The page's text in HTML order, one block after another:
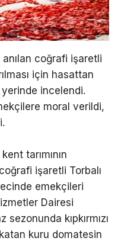
anılan coğrafi işaretli
için hasattan
incelendi.
moral verildi,
tarımının
işaretli Torbalı
emekçileri
Dairesi
sezonunda kıpkırmızı
kuru domatesin